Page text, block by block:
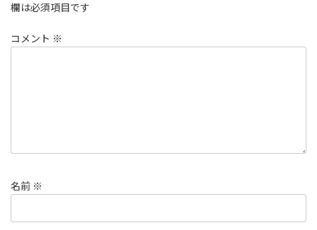
欄は必須項目です
コメント ※
名前 ※